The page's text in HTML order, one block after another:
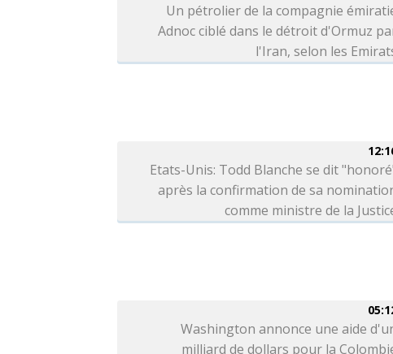
Un pétrolier de la compagnie
Adnoc ciblé dans le détroit d'Ormuz
l'Iran, selon les
Etats-Unis: Todd Blanche se dit
après la confirmation de sa
comme ministre de la
Washington annonce une aide
milliard de dollars pour la